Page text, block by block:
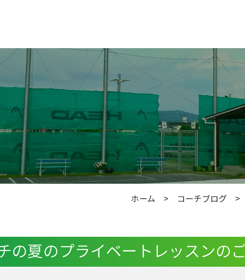
ホーム > コーチブログ >
の夏のプライベートレッスンの